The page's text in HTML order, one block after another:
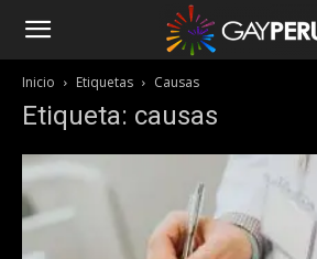
Inicio Etiquetas Causas
Etiqueta: causas